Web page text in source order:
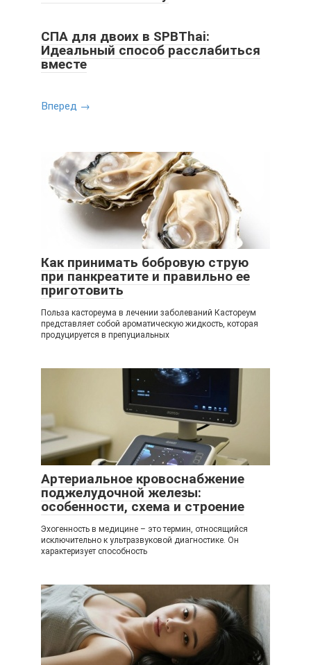
СПА для двоих в SPBThai:
Идеальный способ расслабиться
вместе
Вперед →
Как принимать бобровую струю
при панкреатите и правильно ее
приготовить
Польза кастореума в лечении заболеваний Кастореум
представляет собой ароматическую жидкость, которая
продуцируется в препуциальных
Артериальное кровоснабжение
поджелудочной железы:
особенности, схема и строение
Эхогенность в медицине – это термин, относящийся
исключительно к ультразвуковой диагностике. Он
характеризует способность